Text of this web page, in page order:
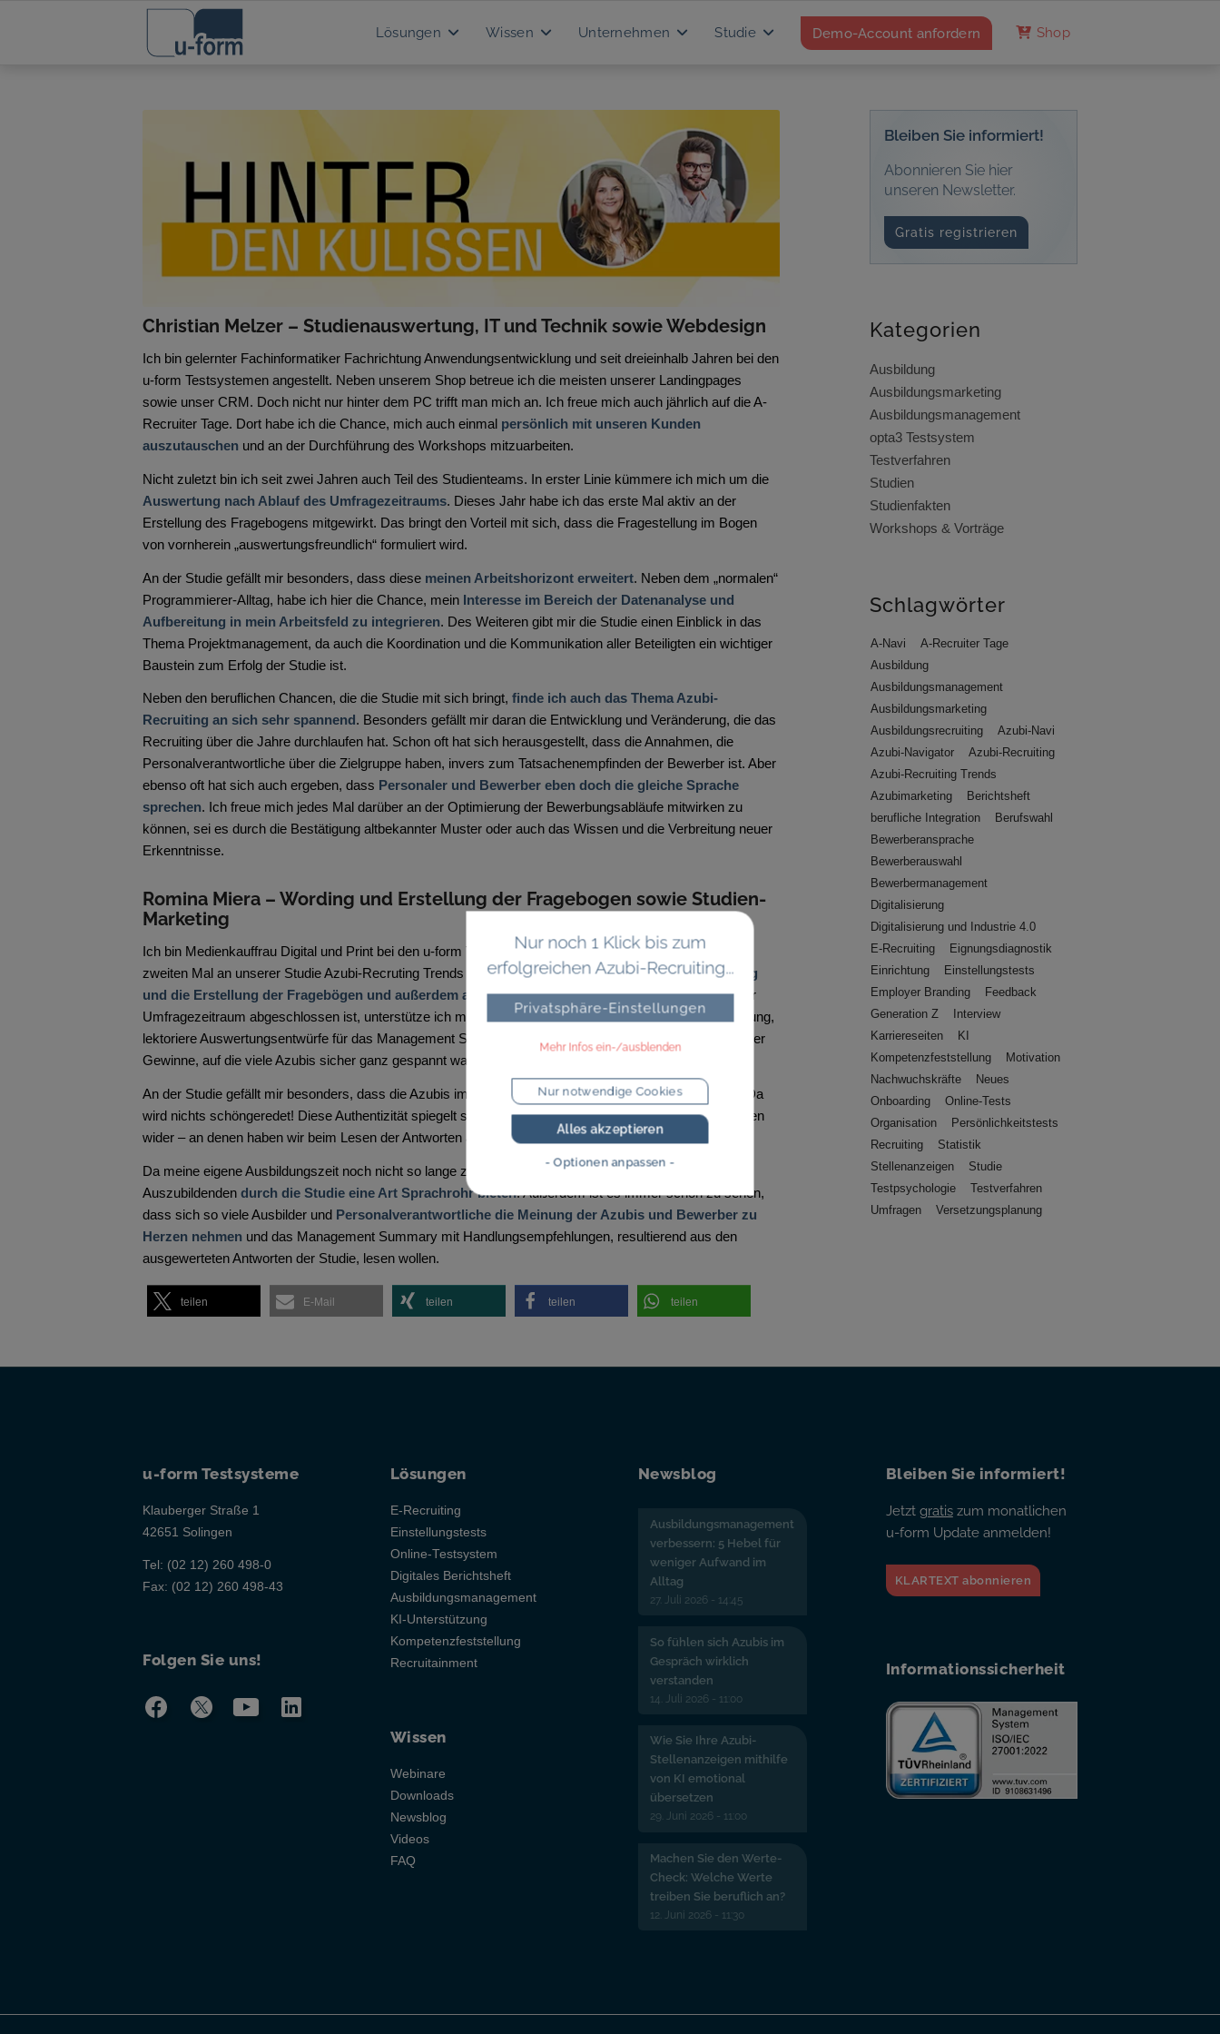
Lösungen Wissen Unternehmen Studie Demo-Account anfordern Shop
Christian Melzer – Studienauswertung, IT und Technik sowie Webdesign
Ich bin gelernter Fachinformatiker Fachrichtung Anwendungsentwicklung und seit dreieinhalb Jahren bei den
u-form Testsystemen angestellt. Neben unserem Shop betreue ich die meisten unserer Landingpages
sowie unser CRM. Doch nicht nur hinter dem PC trifft man mich an. Ich freue mich auch jährlich auf die A-
Recruiter Tage. Dort habe ich die Chance, mich auch einmal persönlich mit unseren Kunden
auszutauschen und an der Durchführung des Workshops mitzuarbeiten.
Nicht zuletzt bin ich seit zwei Jahren auch Teil des Studienteams. In erster Linie kümmere ich mich um die
Auswertung nach Ablauf des Umfragezeitraums. Dieses Jahr habe ich das erste Mal aktiv an der
Erstellung des Fragebogens mitgewirkt. Das bringt den Vorteil mit sich, dass die Fragestellung im Bogen
von vornherein „auswertungsfreundlich“ formuliert wird.
An der Studie gefällt mir besonders, dass diese meinen Arbeitshorizont erweitert. Neben dem „normalen“
Programmierer-Alltag, habe ich hier die Chance, mein Interesse im Bereich der Datenanalyse und
Aufbereitung in mein Arbeitsfeld zu integrieren. Des Weiteren gibt mir die Studie einen Einblick in das
Thema Projektmanagement, da auch die Koordination und die Kommunikation aller Beteiligten ein wichtiger
Baustein zum Erfolg der Studie ist.
Neben den beruflichen Chancen, die die Studie mit sich bringt, finde ich auch das Thema Azubi-
Recruiting an sich sehr spannend . Besonders gefällt mir daran die Entwicklung und Veränderung, die das
Recruiting über die Jahre durchlaufen hat. Schon oft hat sich herausgestellt, dass die Annahmen, die
Personalverantwortliche über die Zielgruppe haben, invers zum Tatsachenempfinden der Bewerber ist. Aber
ebenso oft hat sich auch ergeben, dass Personaler und Bewerber eben doch die gleiche Sprache
sprechen. Ich freue mich jedes Mal darüber an der Optimierung der Bewerbungsabläufe mitwirken zu
können, sei es durch die Bestätigung altbekannter Muster oder auch das Wissen und die Verbreitung neuer
Erkenntnisse.
Romina Miera – Wording und Erstellung der Fragebogen sowie Studien-
Marketing
Ich bin Medienkauffrau Digital und Print bei den u-form Testsystemen und wirke dieses Jahr schon zum
zweiten Mal an unserer Studie Azubi-Recruting Trends mit. Dabei bin ich verantwortlich für dasWording
und die Erstellung der Fragebögen und außerdem am Marketing für die Studie beteiligt. Wenn der
Umfragezeitraum abgeschlossen ist, unterstütze ich meinen Kollegen Christian Melzer bei der Auswertung,
lektoriere Auswertungsentwürfe für das Management Summary und kümmere mich um die Verlosung der
Gewinne, auf die viele Azubis sicher ganz gespannt warten.
An der Studie gefällt mir besonders, dass die Azubis immer sehr ehrlich und authentischantworten. Da
wird nichts schöngeredet! Diese Authentizität spiegelt sich immer besonders in den offenen Freitextfragen
wider – an denen haben wir beim Lesen der Antworten auch immer besonders Spaß.
Da meine eigene Ausbildungszeit noch nicht so lange zurückliegt, finde ich es toll, dass wir den
Auszubildenden durch die Studie eine Art Sprachrohr bieten. Außerdem ist es immer schön zu sehen,
dass sich so viele Ausbilder und Personalverantwortliche die Meinung der Azubis und Bewerber zu
Herzen nehmen und das Management Summary mit Handlungsempfehlungen, resultierend aus den
ausgewerteten Antworten der Studie, lesen wollen.
teilen E-Mail teilen teilen teilen
Bleiben Sie informiert!
Abonnieren Sie hier
unseren Newsletter.
Gratis registrieren
Kategorien
Ausbildung
Ausbildungsmarketing
Ausbildungsmanagement
opta3 Testsystem
Testverfahren
Studien
Studienfakten
Workshops & Vorträge
Schlagwörter
A-Navi
A-Recruiter Tage
Ausbildung
Ausbildungsmanagement
Ausbildungsmarketing
Ausbildungsrecruiting
Azubi-Navi
Azubi-Navigator
Azubi-Recruiting
Azubi-Recruiting Trends
Azubimarketing
Berichtsheft
berufliche Integration
Berufswahl
Bewerberansprache
Bewerberauswahl
Bewerbermanagement
Digitalisierung
Digitalisierung und Industrie 4.0
E-Recruiting
Eignungsdiagnostik
Einrichtung
Einstellungstests
Employer Branding
Feedback
Generation Z
Interview
Karriereseiten
KI
Kompetenzfeststellung
Motivation
Nachwuchskräfte
Neues
Onboarding
Online-Tests
Organisation
Persönlichkeitstests
Recruiting
Statistik
Stellenanzeigen
Studie
Testpsychologie
Testverfahren
Umfragen
Versetzungsplanung
u-form Testsysteme
Klauberger Straße 1
42651 Solingen
Tel: (02 12) 260 498-0
Fax: (02 12) 260 498-43
Folgen Sie uns!
Lösungen
E-Recruiting
Einstellungstests
Online-Testsystem
Digitales Berichtsheft
Ausbildungsmanagement
KI-Unterstützung
Kompetenzfeststellung
Recruitainment
Wissen
Webinare
Downloads
Newsblog
Videos
FAQ
Newsblog
Ausbildungsmanagement
verbessern: 5 Hebel für
weniger Aufwand im
Alltag
27. Juli 2026 - 14:45
So fühlen sich Azubis im
Gespräch wirklich
verstanden
14. Juli 2026 - 11:00
Wie Sie Ihre Azubi-
Stellenanzeigen mithilfe
von KI emotional
übersetzen
29. Juni 2026 - 11:00
Machen Sie den Werte-
Check: Welche Werte
treiben Sie beruflich an?
12. Juni 2026 - 11:30
Bleiben Sie informiert!
Jetzt gratiszum monatlichen
u-form Update anmelden!
KLARTEXT abonnieren
Informationssicherheit
Nur noch 1 Klick bis zum
erfolgreichen Azubi-Recruiting...
Privatsphäre-Einstellungen
Mehr Infos ein-/ausblenden
Nur notwendige Cookies
Alles akzeptieren
- Optionen anpassen -